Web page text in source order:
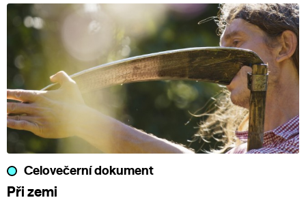
Celovečerní dokument
Při zemi